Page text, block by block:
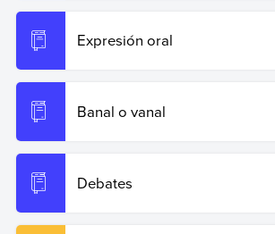
Expresión oral
Banal o vanal
Debates